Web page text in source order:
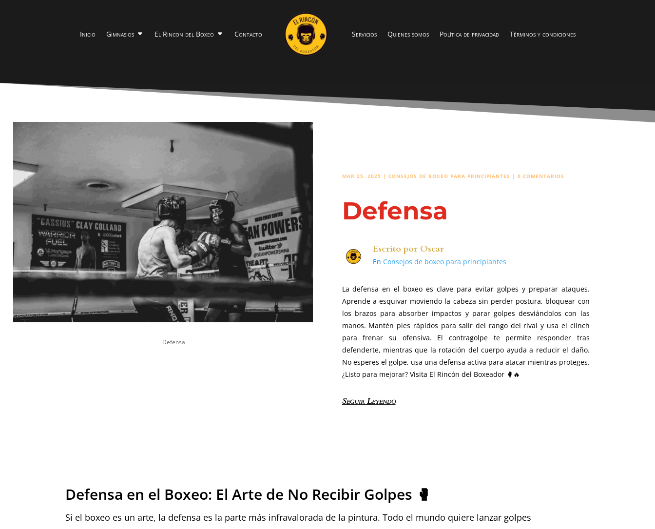
Inicio Gimnasios El Rincon del Boxeo Contacto Servicios Quienes somos Política de privacidad Términos y condiciones
Defensa
MAR 25, 2025 | CONSEJOS DE BOXEO PARA PRINCIPIANTES | 0 COMENTARIOS
Defensa
Escrito por Oscar
En Consejos de boxeo para principiantes
La defensa en el boxeo es clave para evitar golpes y preparar ataques.
Aprende a esquivar moviendo la cabeza sin perder postura, bloquear con
los brazos para absorber impactos y parar golpes desviándolos con las
manos. Mantén pies rápidos para salir del rango del rival y usa el clinch
para frenar su ofensiva. El contragolpe te permite responder tras
defenderte, mientras que la rotación del cuerpo ayuda a reducir el daño.
No esperes el golpe, usa una defensa activa para atacar mientras proteges.
¿Listo para mejorar? Visita El Rincón del Boxeador 🥊🔥
Seguir Leyendo
Defensa en el Boxeo: El Arte de No Recibir Golpes 🥊
Si el boxeo es un arte, la defensa es la parte más infravalorada de la pintura. Todo el mundo quiere lanzar golpes